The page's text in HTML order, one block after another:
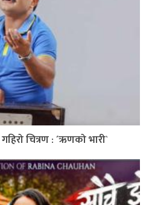
चित्रण : ´ऋणको भारी`